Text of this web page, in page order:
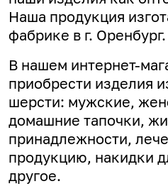
Наша продукция
фабрике в г. Оренбург.
В нашем интернет-
приобрести изделия
шерсти: мужские,
домашние тапочки,
принадлежности,
продукцию, накидки
другое.